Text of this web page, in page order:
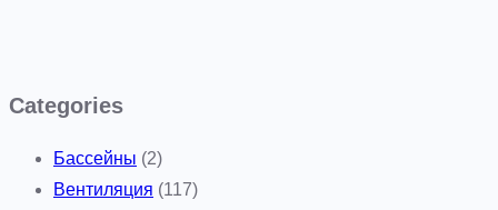
Categories
Бассейны (2)
Вентиляция (117)